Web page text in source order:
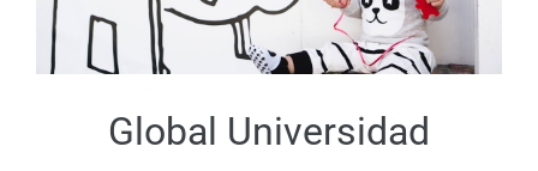
Global Universidad